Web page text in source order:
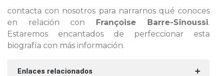
contacta con nosotros para narrarnos qué conoces
en relación con Françoise Barre-Sinoussi.
Estaremos encantados de perfeccionar esta
biografía con más información.
Enlaces relacionados